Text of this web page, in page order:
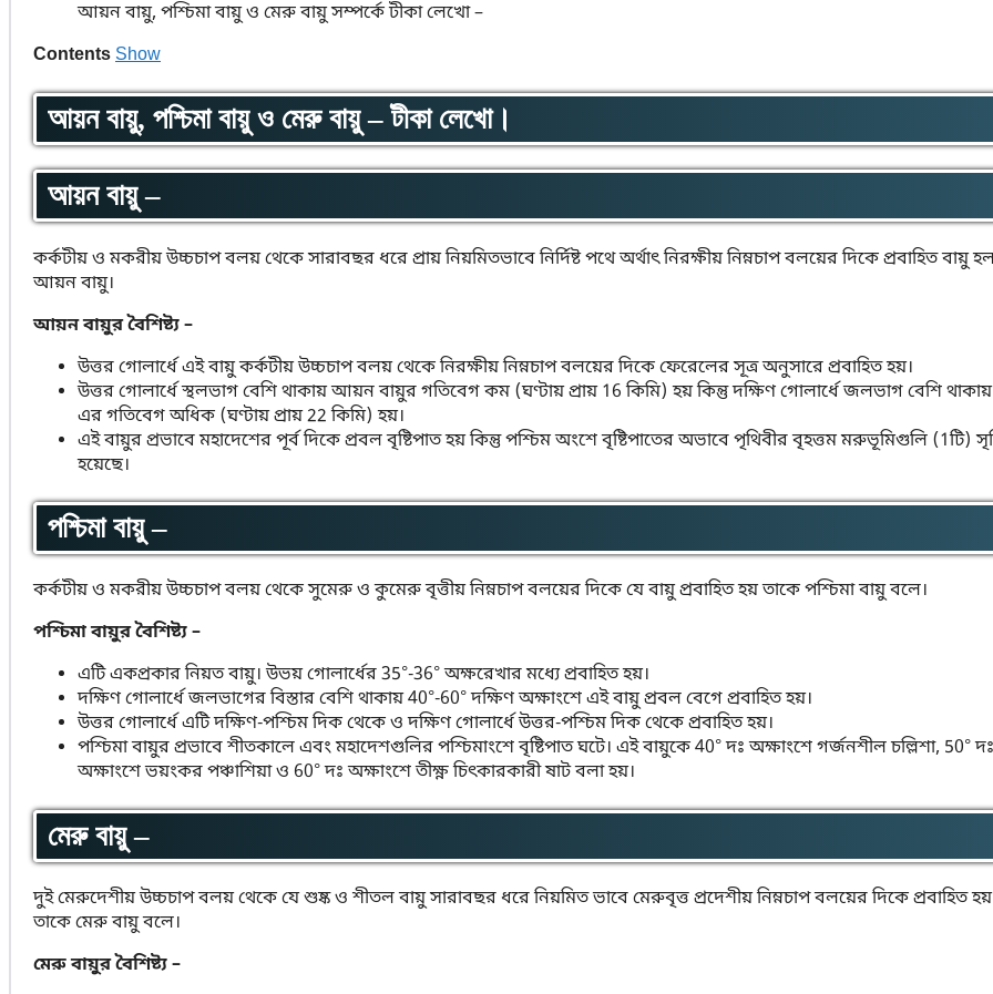
আয়ন বায়ু, পশ্চিমা বায়ু ও মেরু বায়ু সম্পর্কে টীকা লেখো –
ContentsShow
আয়ন বায়ু, পশ্চিমা বায়ু ও মেরু বায়ু – টীকা লেখো।
আয়ন বায়ু –
কর্কটীয় ও মকরীয় উচ্চচাপ বলয় থেকে সারাবছর ধরে প্রায় নিয়মিতভাবে নির্দিষ্ট পথে অর্থাৎ নিরক্ষীয় নিম্নচাপ বলয়ের দিকে প্রবাহিত বায়ু
আয়ন বায়ু।
আয়ন বায়ুর বৈশিষ্ট্য –
উত্তর গোলার্ধে এই বায়ু কর্কটীয় উচ্চচাপ বলয় থেকে নিরক্ষীয় নিম্নচাপ বলয়ের দিকে ফেরেলের সূত্র অনুসারে প্রবাহিত হয়।
উত্তর গোলার্ধে স্থলভাগ বেশি থাকায় আয়ন বায়ুর গতিবেগ কম (ঘণ্টায় প্রায় 16 কিমি) হয় কিন্তু দক্ষিণ গোলার্ধে জলভাগ বেশি থাকায়
এর গতিবেগ অধিক (ঘণ্টায় প্রায় 22 কিমি) হয়।
এই বায়ুর প্রভাবে মহাদেশের পূর্ব দিকে প্রবল বৃষ্টিপাত হয় কিন্তু পশ্চিম অংশে বৃষ্টিপাতের অভাবে পৃথিবীর বৃহত্তম মরুভূমিগুলি (1টি)
হয়েছে।
পশ্চিমা বায়ু –
কর্কটীয় ও মকরীয় উচ্চচাপ বলয় থেকে সুমেরু ও কুমেরু বৃত্তীয় নিম্নচাপ বলয়ের দিকে যে বায়ু প্রবাহিত হয় তাকে পশ্চিমা বায়ু বলে।
পশ্চিমা বায়ুর বৈশিষ্ট্য –
এটি একপ্রকার নিয়ত বায়ু। উভয় গোলার্ধের 35°-36° অক্ষরেখার মধ্যে প্রবাহিত হয়।
দক্ষিণ গোলার্ধে জলভাগের বিস্তার বেশি থাকায় 40°-60° দক্ষিণ অক্ষাংশে এই বায়ু প্রবল বেগে প্রবাহিত হয়।
উত্তর গোলার্ধে এটি দক্ষিণ-পশ্চিম দিক থেকে ও দক্ষিণ গোলার্ধে উত্তর-পশ্চিম দিক থেকে প্রবাহিত হয়।
পশ্চিমা বায়ুর প্রভাবে শীতকালে এবং মহাদেশগুলির পশ্চিমাংশে বৃষ্টিপাত ঘটে। এই বায়ুকে 40° দঃ অক্ষাংশে গর্জনশীল চল্লিশা, 50° দঃ
অক্ষাংশে ভয়ংকর পঞ্চাশিয়া ও 60° দঃ অক্ষাংশে তীক্ষ্ণ চিৎকারকারী ষাট বলা হয়।
মেরু বায়ু –
দুই মেরুদেশীয় উচ্চচাপ বলয় থেকে যে শুষ্ক ও শীতল বায়ু সারাবছর ধরে নিয়মিত ভাবে মেরুবৃত্ত প্রদেশীয় নিম্নচাপ বলয়ের দিকে প্রবাহিত হয়
তাকে মেরু বায়ু বলে।
মেরু বায়ুর বৈশিষ্ট্য –